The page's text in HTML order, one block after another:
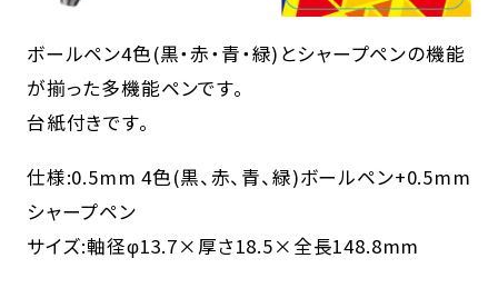
ボールペン4色(黒・赤・青・緑)とシャープペンの機能
が揃った多機能ペンです。
台紙付きです。
仕様:0.5mm 4色(黒、赤、青、緑)ボールペン+0.5mm
シャープペン
サイズ:軸径φ13.7×厚さ18.5×全長148.8mm